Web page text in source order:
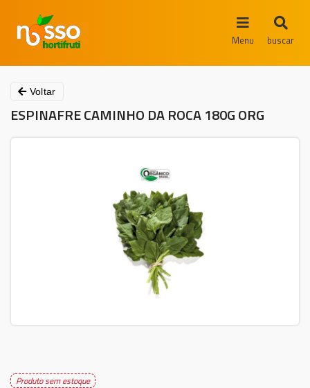
Menu buscar
Voltar
ESPINAFRE CAMINHO DA ROCA 180G ORG
Produto sem estoque